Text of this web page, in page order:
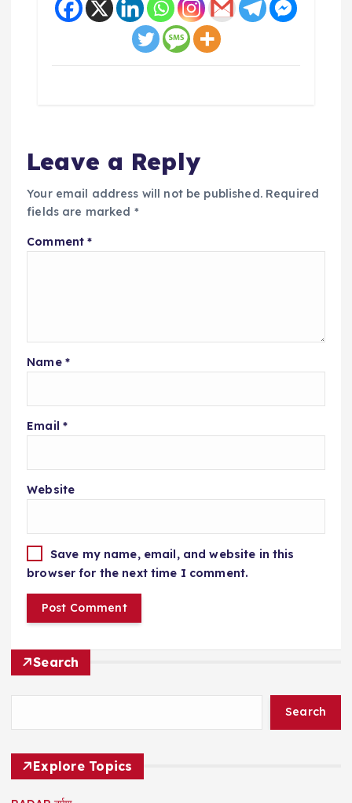
Leave a Reply
Your email address will not be published. Required
fields are marked *
Comment*
Name *
Email *
Website
Save my name, email, and website in this
browser for the next time I comment.
Search
Search
Explore Topics